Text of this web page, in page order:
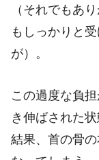
（それでもあ
もしっかりと
が）。
この過度な負
き伸ばされた
結果、首の骨